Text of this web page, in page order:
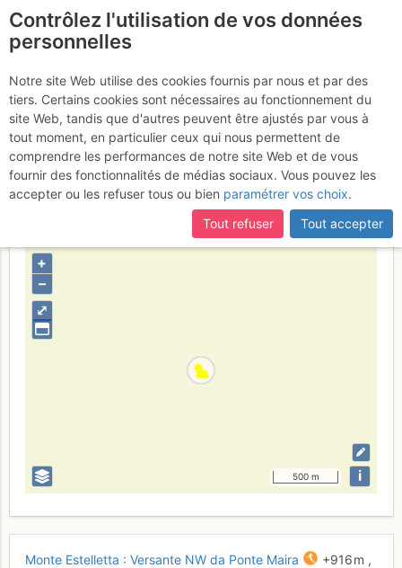
Monte Estelletta :
Versante NW da Ponte
Maira
Samedi 18 mars 2017
Alpi Cozie S – Queyras S – Ubaye – Val Maira
Provincia di Cuneo
⤢
+
–
500 m i
Monte Estelletta : Versante NW da Ponte Maira +916 m ,
Contrôlez l'utilisation de vos données
personnelles
Notre site Web utilise des cookies fournis par nous et par des
tiers. Certains cookies sont nécessaires au fonctionnement du
site Web, tandis que d'autres peuvent être ajustés par vous à
tout moment, en particulier ceux qui nous permettent de
comprendre les performances de notre site Web et de vous
fournir des fonctionnalités de médias sociaux. Vous pouvez les
accepter ou les refuser tous ou bien paramétrer vos choix.
Tout refuser
Tout accepter